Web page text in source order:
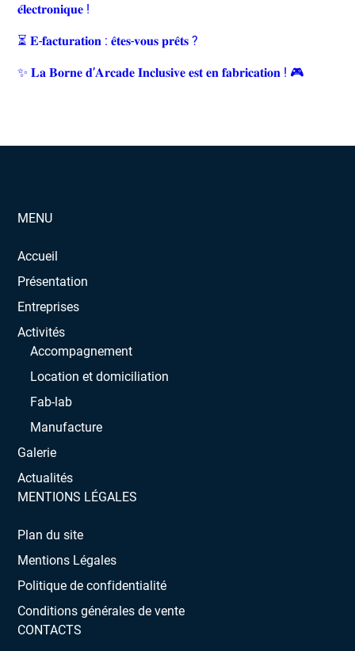
𝐞́𝐥𝐞𝐜𝐭𝐫𝐨𝐧𝐢𝐪𝐮𝐞 !
⏳ 𝐄-𝐟𝐚𝐜𝐭𝐮𝐫𝐚𝐭𝐢𝐨𝐧 : 𝐞̂𝐭𝐞𝐬-𝐯𝐨𝐮𝐬 𝐩𝐫𝐞̂𝐭𝐬 ?
✨ 𝐋𝐚 𝐁𝐨𝐫𝐧𝐞 𝐝’𝐀𝐫𝐜𝐚𝐝𝐞 𝐈𝐧𝐜𝐥𝐮𝐬𝐢𝐯𝐞 𝐞𝐬𝐭 𝐞𝐧 𝐟𝐚𝐛𝐫𝐢𝐜𝐚𝐭𝐢𝐨𝐧 ! 🎮
MENU
Accueil
Présentation
Entreprises
Activités
Accompagnement
Location et domiciliation
Fab-lab
Manufacture
Galerie
Actualités
MENTIONS LÉGALES
Plan du site
Mentions Légales
Politique de confidentialité
Conditions générales de vente
CONTACTS